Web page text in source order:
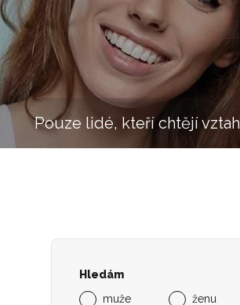
Pouze lidé, kteří chtějí vztah
Hledám
muže
ženu